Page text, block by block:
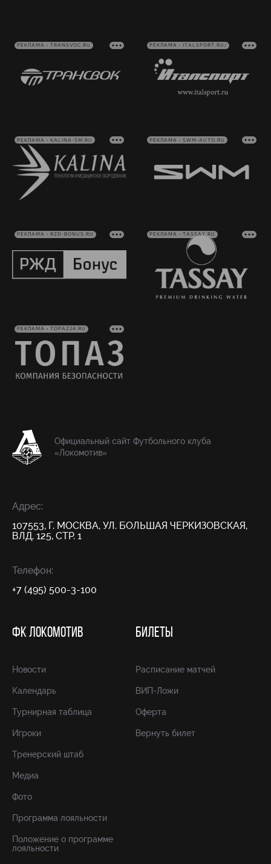
РЕКЛАМА • TRANSVOC.RU РЕКЛАМА • ITALSPORT.RU/
РЕКЛАМА • KALINA-SM.RU РЕКЛАМА • SWM-AUTO.RU
РЕКЛАМА • RZD-BONUS.RU РЕКЛАМА • TASSAY.RU
РЕКЛАМА • TOPAZ24.RU
Официальный сайт Футбольного клуба
«Локомотив»
Адрес:
107553, Г. МОСКВА, УЛ. БОЛЬШАЯ ЧЕРКИЗОВСКАЯ,
ВЛД. 125, СТР. 1
Телефон:
+7 (495) 500-3-100
ФК ЛОКОМОТИВ
Новости
Календарь
Турнирная таблица
Игроки
Тренерский штаб
Медиа
Фото
Программа лояльности
Положение о программе
лояльности
БИЛЕТЫ
Расписание матчей
ВИП-Ложи
Оферта
Вернуть билет